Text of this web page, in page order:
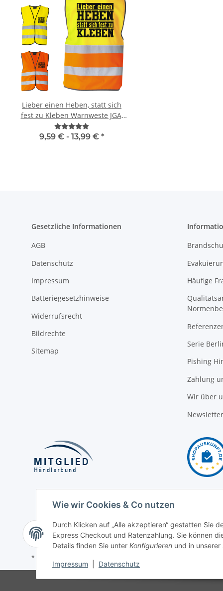
Lieber einen Heben, statt sich
fest zu Kleben Warnweste JGA,
Karneval, Männertag
9,59 € - 13,99 € *
Gesetzliche Informationen
AGB
Datenschutz
Impressum
Batteriegesetzhinweise
Widerrufsrecht
Bildrechte
Sitemap
Häufige
Serie
Pishing
Zahlung
Wir über
Newsletter
* Alle Preise inkl. gesetzlicher USt., zzgl.
Wie wir Cookies & Co nutzen
Durch Klicken auf „Alle akzeptieren“ gestatten Sie
Express Checkout und Ratenzahlung. Sie können
Details finden Sie unter Konfigurieren und in unserer
Impressum Datenschutz